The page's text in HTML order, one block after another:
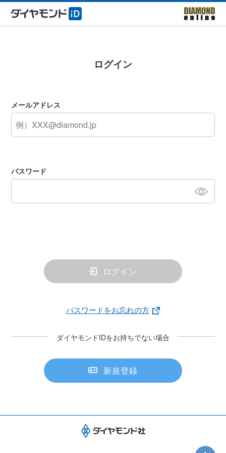
ログイン
メールアドレス
パスワード
ログイン
パスワードをお忘れの方
ダイヤモンドIDをお持ちでない場合
新規登録